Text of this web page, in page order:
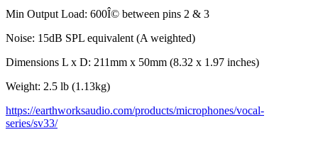
Min Output Load: 600Î© between pins 2 & 3
Noise: 15dB SPL equivalent (A weighted)
Dimensions L x D: 211mm x 50mm (8.32 x 1.97 inches)
Weight: 2.5 lb (1.13kg)
https://earthworksaudio.com/products/microphones/vocal-
series/sv33/